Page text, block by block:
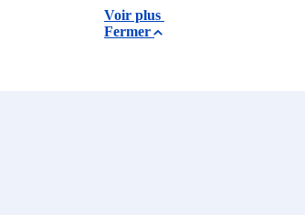
Voir plus
Fermer